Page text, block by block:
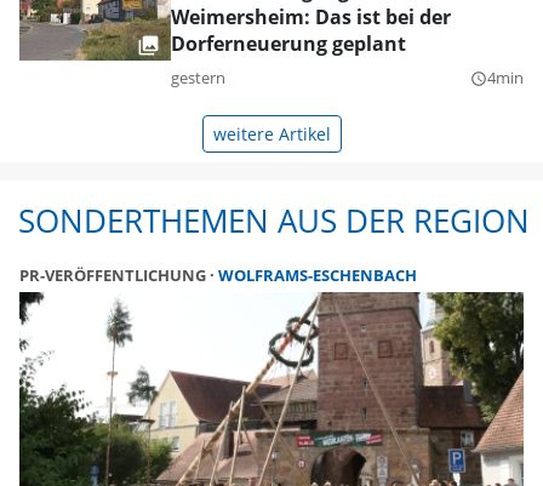
Weimersheim: Das ist bei der
Dorferneuerung geplant
gestern query_builder4min
weitere Artikel
SONDERTHEMEN AUS DER REGION
PR-VERÖFFENTLICHUNG WOLFRAMS-ESCHENBACH